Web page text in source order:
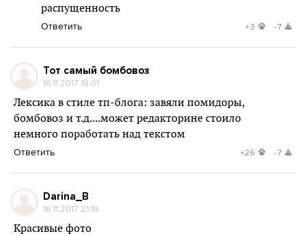
распущенность
Ответить +3 -7
Тот самый бомбовоз
16.11.2017 19:01
Лексика в стиле тп-блога: завяли помидоры,
бомбовоз и т.д....может редакторине стоило
немного поработать над текстом
Ответить +26 -7
Darina_B
16.11.2017 21:19
Красивые фото